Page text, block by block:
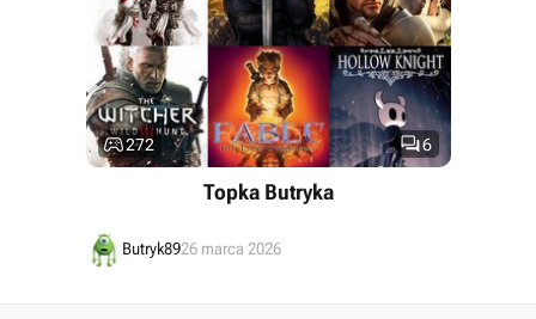
6
272
Topka Butryka
Butryk8926 marca 2026